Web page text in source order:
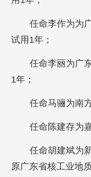
任命李作为为
试用1年；
任命李丽为广
1年；
任命马骊为南
任命陈建存为
任命胡建斌为
原广东省核工业地